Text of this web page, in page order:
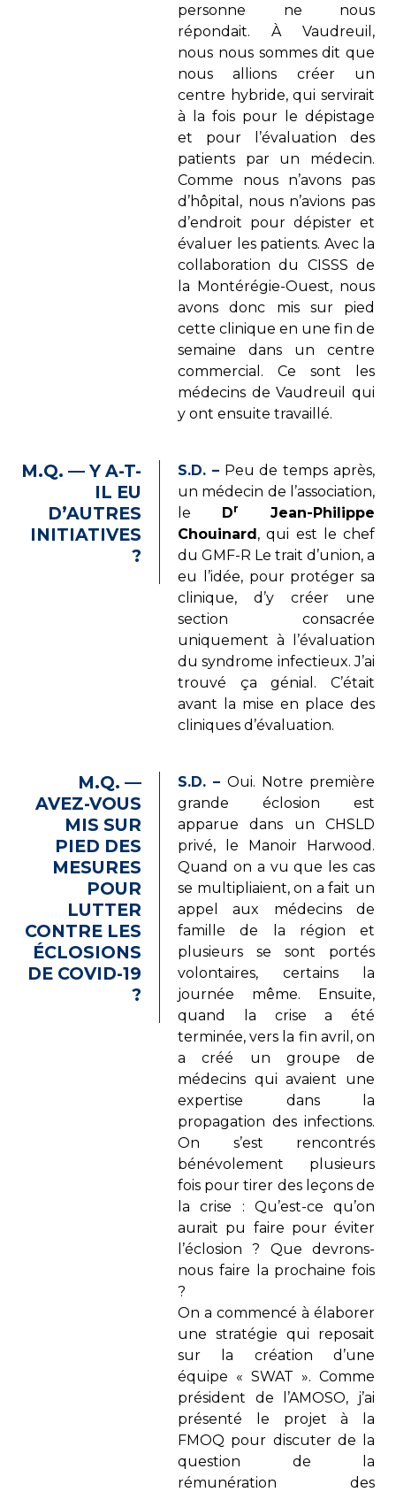
personne ne nous
répondait. À Vaudreuil,
nous nous sommes dit que
nous allions créer un
centre hybride, qui servirait
à la fois pour le dépistage
et pour l’évaluation des
patients par un médecin.
Comme nous n’avons pas
d’hôpital, nous n’avions pas
d’endroit pour dépister et
évaluer les patients. Avec la
collaboration du CISSS de
la Montérégie-Ouest, nous
avons donc mis sur pied
cette clinique en une fin de
semaine dans un centre
commercial. Ce sont les
médecins de Vaudreuil qui
y ont ensuite travaillé.
M.Q. — Y A-T-
IL EU
D’AUTRES
INITIATIVES
?
S.D. –Peu de temps après,
un médecin de l’association,
le Dr
Jean-Philippe
Chouinard, qui est le chef
du GMF-R Le trait d’union, a
eu l’idée, pour protéger sa
clinique, d’y créer une
section consacrée
uniquement à l’évaluation
du syndrome infectieux. J’ai
trouvé ça génial. C’était
avant la mise en place des
cliniques d’évaluation.
M.Q. —
AVEZ-VOUS
MIS SUR
PIED DES
MESURES
POUR
LUTTER
CONTRE LES
ÉCLOSIONS
DE COVID-19
?
S.D. – Oui. Notre première
grande éclosion est
apparue dans un CHSLD
privé, le Manoir Harwood.
Quand on a vu que les cas
se multipliaient, on a fait un
appel aux médecins de
famille de la région et
plusieurs se sont portés
volontaires, certains la
journée même. Ensuite,
quand la crise a été
terminée, vers la fin avril, on
a créé un groupe de
médecins qui avaient une
expertise dans la
propagation des infections.
On s’est rencontrés
bénévolement plusieurs
fois pour tirer des leçons de
la crise : Qu’est-ce qu’on
aurait pu faire pour éviter
l’éclosion ? Que devrons-
nous faire la prochaine fois
?
On a commencé à élaborer
une stratégie qui reposait
sur la création d’une
équipe « SWAT ». Comme
président de l’AMOSO, j’ai
présenté le projet à la
FMOQ pour discuter de la
question de la
rémunération des